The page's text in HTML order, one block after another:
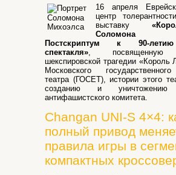
16 апреля
центр
выставку
Соломона
Постскриптум к 90-
спектакля», посвященную
шекспировской трагедии «Король
Московского
театра (ГОСЕТ), истории этого
созданию и уничтожению
антифашистского комитета.
Changan UNI-S 4×4:
полный привод
правила игры в
компактных